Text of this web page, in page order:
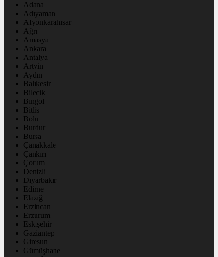
Adana
Adıyaman
Afyonkarahisar
Ağrı
Amasya
Ankara
Antalya
Artvin
Aydın
Balıkesir
Bilecik
Bingöl
Bitlis
Bolu
Burdur
Bursa
Çanakkale
Çankırı
Çorum
Denizli
Diyarbakır
Edirne
Elazığ
Erzincan
Erzurum
Eskişehir
Gaziantep
Giresun
Gümüşhane